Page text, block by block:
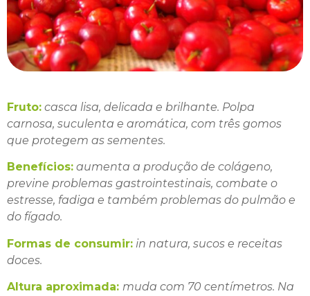
Fruto: casca lisa, delicada e brilhante. Polpa
carnosa, suculenta e aromática, com três gomos
que protegem as sementes.
Benefícios: aumenta a produção de colágeno,
previne problemas gastrointestinais, combate o
estresse, fadiga e também problemas do pulmão e
do fígado.
Formas de consumir: in natura, sucos e receitas
doces.
Altura aproximada: muda com 70 centímetros. Na